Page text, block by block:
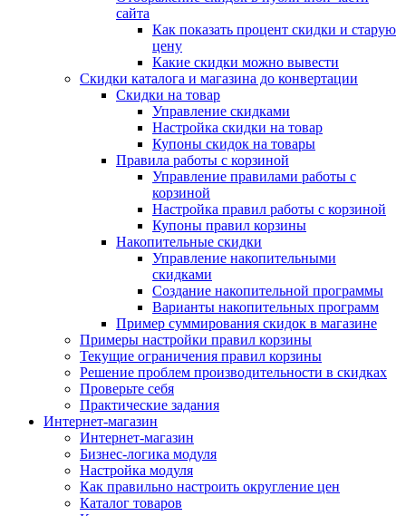
сайта
Как показать процент скидки и старую
цену
Какие скидки можно вывести
Скидки каталога и магазина до конвертации
Скидки на товар
Управление скидками
Настройка скидки на товар
Купоны скидок на товары
Правила работы с корзиной
Управление правилами работы с
корзиной
Настройка правил работы с корзиной
Купоны правил корзины
Накопительные скидки
Управление накопительными
скидками
Создание накопительной программы
Варианты накопительных программ
Пример суммирования скидок в магазине
Примеры настройки правил корзины
Текущие ограничения правил корзины
Решение проблем производительности в скидках
Проверьте себя
Практические задания
Интернет-магазин
Интернет-магазин
Бизнес-логика модуля
Настройка модуля
Как правильно настроить округление цен
Каталог товаров